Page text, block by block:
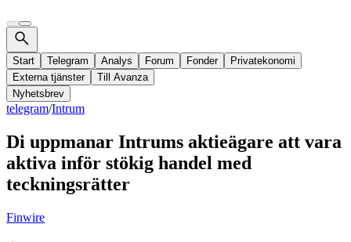
Start Telegram Analys Forum Fonder
Privatekonomi
Externa tjänster
Till Avanza
Nyhetsbrev
telegram/Intrum
Di uppmanar Intrums aktieägare att vara
aktiva inför stökig handel med
teckningsrätter
Finwire